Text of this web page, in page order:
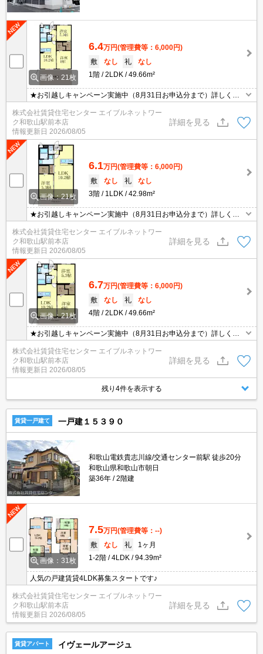
画像：21枚
6.4万円(管理費等：6,000円)
敷
なし 礼
なし
1階
2LDK 49.66m²
★お引越しキャンペーン実施中（8月31日お申込分まで）詳しくは
お問い合わせください★
株式会社賃貸住宅センター エイブルネットワー
ク和歌山駅前本店
情報更新日 2026/08/05
詳細を見る
画像：21枚
6.1万円(管理費等：6,000円)
敷
なし 礼
なし
3階
1LDK 42.98m²
★お引越しキャンペーン実施中（8月31日お申込分まで）詳しくは
お問い合わせください★
株式会社賃貸住宅センター エイブルネットワー
ク和歌山駅前本店
情報更新日 2026/08/05
詳細を見る
画像：21枚
6.7万円(管理費等：6,000円)
敷
なし 礼
なし
4階
2LDK 49.66m²
★お引越しキャンペーン実施中（8月31日お申込分まで）詳しくは
お問い合わせください★
株式会社賃貸住宅センター エイブルネットワー
ク和歌山駅前本店
情報更新日 2026/08/05
詳細を見る
残り4件を表示する
賃貸一戸建て 一戸建１５３９０
和歌山電鉄貴志川線/交通センター前駅 徒歩20分
和歌山県和歌山市朝日
築36年
2階建
画像：31枚
7.5万円(管理費等：--)
敷
なし 礼
1ヶ月
1-2階
4LDK 94.39m²
人気の戸建賃貸4LDK募集スタートです♪
株式会社賃貸住宅センター エイブルネットワー
ク和歌山駅前本店
情報更新日 2026/08/05
詳細を見る
賃貸アパート イヴェールアージュ